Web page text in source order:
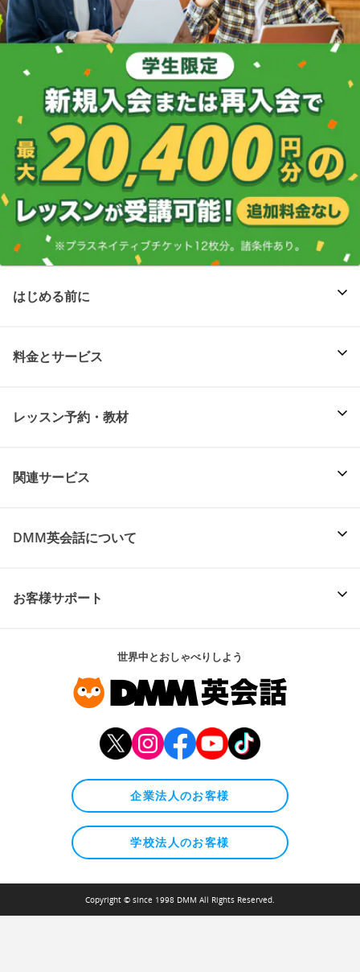
はじめる前に
料金とサービス
レッスン予約・教材
関連サービス
DMM英会話について
お客様サポート
世界中とおしゃべりしよう
企業法人のお客様
学校法人のお客様
Copyright © since 1998 DMM All Rights Reserved.